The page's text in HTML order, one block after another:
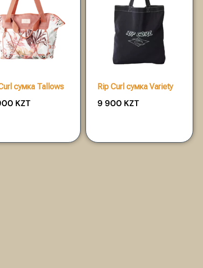
сумка Tallows
KZT
Rip Curl сумка Variety
9 900 KZT